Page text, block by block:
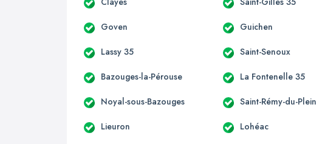
Goven Guichen
Lassy 35 Saint-Senoux
Bazouges-la-Pérouse La Fontenelle 35
Noyal-sous-Bazouges Saint-Rémy-du-Plein
Lieuron Lohéac